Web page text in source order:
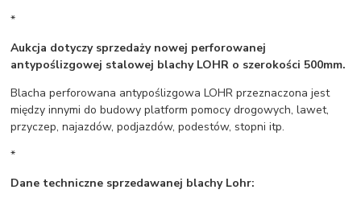
*
Aukcja dotyczy sprzedaży nowej perforowanej
antypoślizgowej stalowej blachy LOHR o szerokości 500mm.
Blacha perforowana antypoślizgowa LOHR przeznaczona jest
między innymi do budowy platform pomocy drogowych, lawet,
przyczep, najazdów, podjazdów, podestów, stopni itp.
*
Dane techniczne sprzedawanej blachy Lohr: